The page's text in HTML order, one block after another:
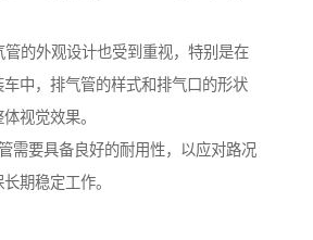
管的外观设计也受到重视，特别是在
中，排气管的样式和排气口的形状
视觉效果。
需要具备良好的耐用性，以应对路况
期稳定工作。